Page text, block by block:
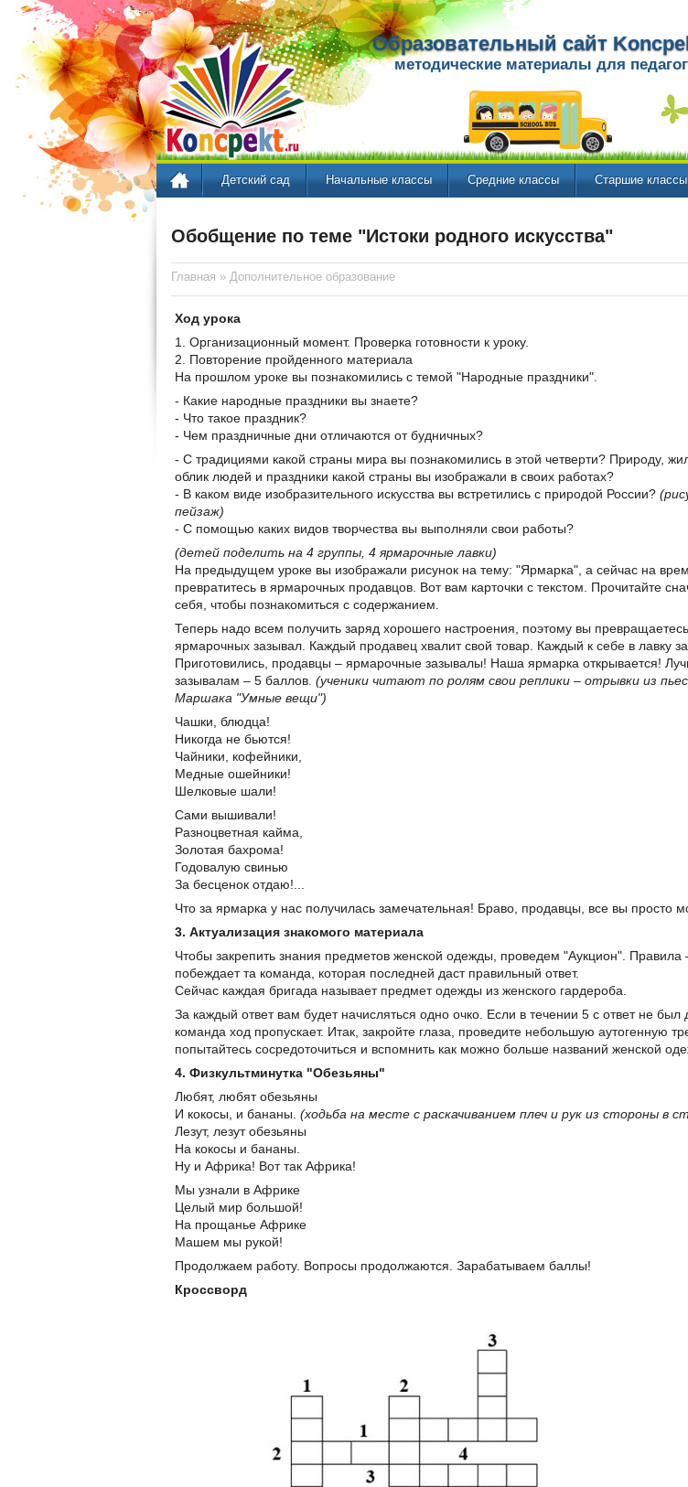
Образовательный сайт
методические материалы для
Детский сад Начальные классы Средние классы Старшие классы
Обобщение по теме "Истоки родного искусства"
Главная » Дополнительное образование
Ход урока
1. Организационный момент. Проверка готовности к уроку.
2. Повторение пройденного материала
На прошлом уроке вы познакомились с темой "Народные праздники".
- Какие народные праздники вы знаете?
- Что такое праздник?
- Чем праздничные дни отличаются от будничных?
- С традициями какой страны мира вы познакомились в этой четверти? Природу,
облик людей и праздники какой страны вы изображали в своих работах?
- В каком виде изобразительного искусства вы встретились с природой России?
пейзаж)
- С помощью каких видов творчества вы выполняли свои работы?
(детей поделить на 4 группы, 4 ярмарочные лавки)
На предыдущем уроке вы изображали рисунок на тему: "Ярмарка", а сейчас на
превратитесь в ярмарочных продавцов. Вот вам карточки с текстом. Прочитайте
себя, чтобы познакомиться с содержанием.
Теперь надо всем получить заряд хорошего настроения, поэтому вы
ярмарочных зазывал. Каждый продавец хвалит свой товар. Каждый к себе в лавку
Приготовились, продавцы – ярмарочные зазывалы! Наша ярмарка открывается!
зазывалам – 5 баллов. (ученики читают по ролям свои реплики – отрывки из
Маршака "Умные вещи")
Чашки, блюдца!
Никогда не бьются!
Чайники, кофейники,
Медные ошейники!
Шелковые шали!
Сами вышивали!
Разноцветная кайма,
Золотая бахрома!
Годовалую свинью
За бесценок отдаю!...
Что за ярмарка у нас получилась замечательная! Браво, продавцы, все вы просто
3. Актуализация знакомого материала
Чтобы закрепить знания предметов женской одежды, проведем "Аукцион". Правила
побеждает та команда, которая последней даст правильный ответ.
Сейчас каждая бригада называет предмет одежды из женского гардероба.
За каждый ответ вам будет начисляться одно очко. Если в течении 5 с ответ не был
команда ход пропускает. Итак, закройте глаза, проведите небольшую аутогенную
попытайтесь сосредоточиться и вспомнить как можно больше названий женской
4. Физкультминутка "Обезьяны"
Любят, любят обезьяны
И кокосы, и бананы. (ходьба на месте с раскачиванием плеч и рук из стороны в
Лезут, лезут обезьяны
На кокосы и бананы.
Ну и Африка! Вот так Африка!
Мы узнали в Африке
Целый мир большой!
На прощанье Африке
Машем мы рукой!
Продолжаем работу. Вопросы продолжаются. Зарабатываем баллы!
Кроссворд